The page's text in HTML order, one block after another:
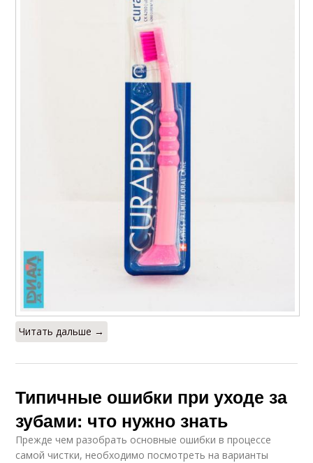
Читать дальше →
Типичные ошибки при уходе за
зубами: что нужно знать
Прежде чем разобрать основные ошибки в процессе
самой чистки, необходимо посмотреть на варианты